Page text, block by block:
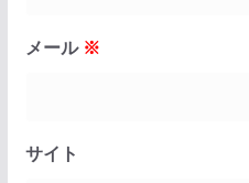
メール ※
サイト